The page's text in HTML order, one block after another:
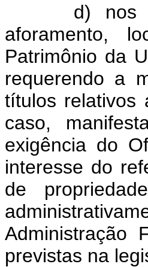
d) nos
aforamento,
Patrimônio da
requerendo a
títulos relativos
caso,
exigência do
interesse do
de
Administração
previstas na